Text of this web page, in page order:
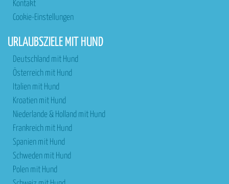
Kontakt
Cookie-Einstellungen
URLAUBSZIELE MIT HUND
Deutschland mit Hund
Österreich mit Hund
Italien mit Hund
Kroatien mit Hund
Niederlande & Holland mit Hund
Frankreich mit Hund
Spanien mit Hund
Schweden mit Hund
Polen mit Hund